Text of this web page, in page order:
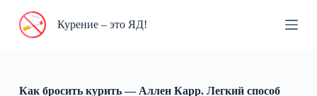
П
и
Курение – это ЯД!
Как бросить курить — Аллен Карр. Легкий способ